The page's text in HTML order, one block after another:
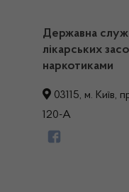
Державна
лікарських
наркотиками
03115, м. Київ,
120-А